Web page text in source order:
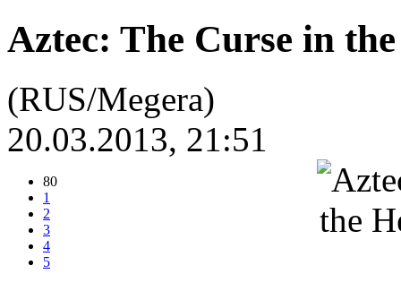
Aztec: The Curse in
(RUS/Megera)
20.03.2013, 21:51
80
1
2
3
4
5